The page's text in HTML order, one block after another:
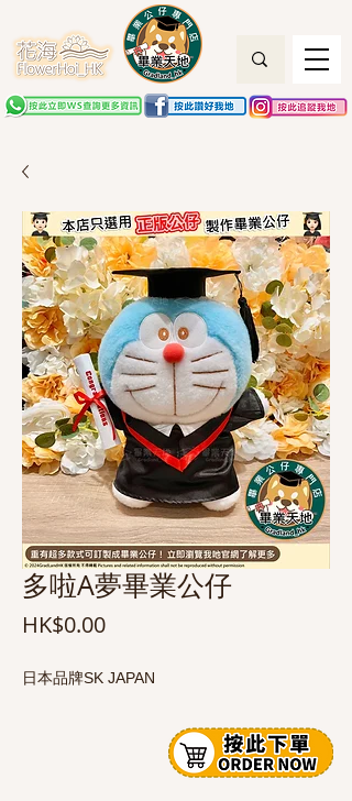
多啦A夢畢業公仔
HK$0.00價
日本品牌SK JAPAN